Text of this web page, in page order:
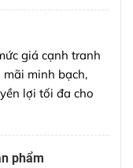
giá cạnh tranh
minh bạch,
lợi tối đa cho
phẩm